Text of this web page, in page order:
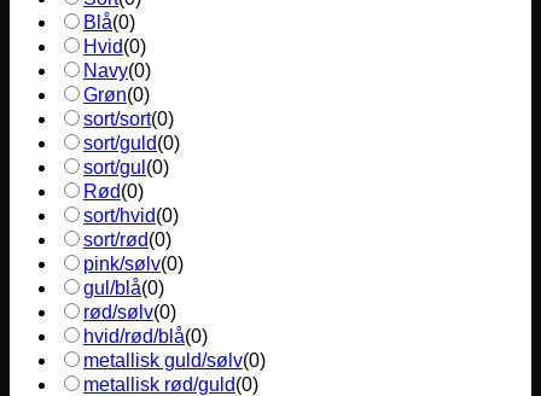
Blå(0)
Hvid(0)
Navy(0)
Grøn(0)
sort/sort(0)
sort/guld(0)
sort/gul (0)
Rød(0)
sort/hvid(0)
sort/rød(0)
pink/sølv(0)
gul/blå(0)
rød/sølv(0)
hvid/rød/blå(0)
metallisk guld/sølv(0)
metallisk rød/guld(0)